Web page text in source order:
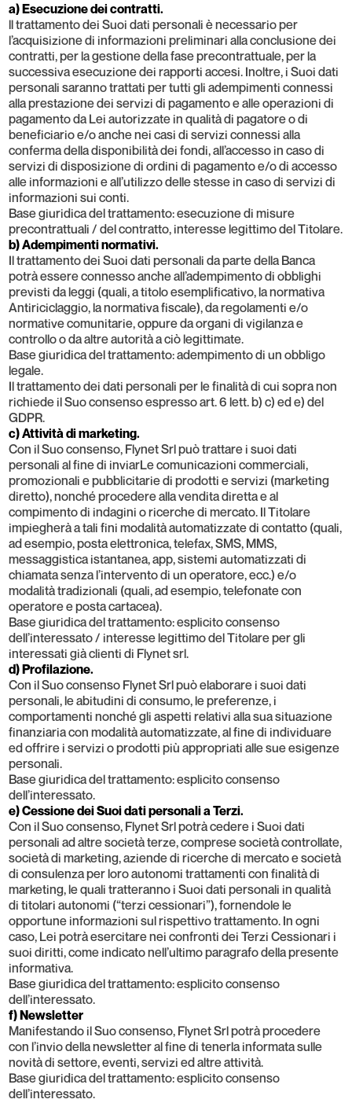
a) Esecuzione dei contratti.
ll trattamento dei Suoi dati personali è necessario per
l’acquisizione di informazioni preliminari alla conclusione dei
contratti, per la gestione della fase precontrattuale, per la
successiva esecuzione dei rapporti accesi. Inoltre, i Suoi dati
personali saranno trattati per tutti gli adempimenti connessi
alla prestazione dei servizi di pagamento e alle operazioni di
pagamento da Lei autorizzate in qualità di pagatore o di
beneficiario e/o anche nei casi di servizi connessi alla
conferma della disponibilità dei fondi, all’accesso in caso di
servizi di disposizione di ordini di pagamento e/o di accesso
alle informazioni e all’utilizzo delle stesse in caso di servizi di
informazioni sui conti.
Base giuridica del trattamento: esecuzione di misure
precontrattuali / del contratto, interesse legittimo del Titolare.
b) Adempimenti normativi.
Il trattamento dei Suoi dati personali da parte della Banca
potrà essere connesso anche all’adempimento di obblighi
previsti da leggi (quali, a titolo esemplificativo, la normativa
Antiriciclaggio, la normativa fiscale), da regolamenti e/o
normative comunitarie, oppure da organi di vigilanza e
controllo o da altre autorità a ciò legittimate.
Base giuridica del trattamento: adempimento di un obbligo
legale.
Il trattamento dei dati personali per le finalità di cui sopra non
richiede il Suo consenso espresso art. 6 lett. b) c) ed e) del
GDPR.
c) Attività di marketing.
Con il Suo consenso, Flynet Srl può trattare i suoi dati
personali al fine di inviarLe comunicazioni commerciali,
promozionali e pubblicitarie di prodotti e servizi (marketing
diretto), nonché procedere alla vendita diretta e al
compimento di indagini o ricerche di mercato. Il Titolare
impiegherà a tali fini modalità automatizzate di contatto (quali,
ad esempio, posta elettronica, telefax, SMS, MMS,
messaggistica istantanea, app, sistemi automatizzati di
chiamata senza l’intervento di un operatore, ecc.) e/o
modalità tradizionali (quali, ad esempio, telefonate con
operatore e posta cartacea).
Base giuridica del trattamento: esplicito consenso
dell’interessato / interesse legittimo del Titolare per gli
interessati già clienti di Flynet srl.
d) Profilazione.
Con il Suo consenso Flynet Srl può elaborare i suoi dati
personali, le abitudini di consumo, le preferenze, i
comportamenti nonché gli aspetti relativi alla sua situazione
finanziaria con modalità automatizzate, al fine di individuare
ed offrire i servizi o prodotti più appropriati alle sue esigenze
personali.
Base giuridica del trattamento: esplicito consenso
dell’interessato.
e) Cessione dei Suoi dati personali a Terzi.
Con il Suo consenso, Flynet Srl potrà cedere i Suoi dati
personali ad altre società terze, comprese società controllate,
società di marketing, aziende di ricerche di mercato e società
di consulenza per loro autonomi trattamenti con finalità di
marketing, le quali tratteranno i Suoi dati personali in qualità
di titolari autonomi (“terzi cessionari”), fornendole le
opportune informazioni sul rispettivo trattamento. In ogni
caso, Lei potrà esercitare nei confronti dei Terzi Cessionari i
suoi diritti, come indicato nell’ultimo paragrafo della presente
informativa.
Base giuridica del trattamento: esplicito consenso
dell’interessato.
f) Newsletter
Manifestando il Suo consenso, Flynet Srl potrà procedere
con l’invio della newsletter al fine di tenerla informata sulle
novità di settore, eventi, servizi ed altre attività.
Base giuridica del trattamento: esplicito consenso
dell’interessato.